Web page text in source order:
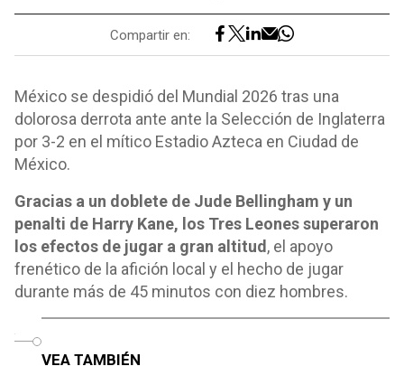
Compartir en:
México se despidió del Mundial 2026 tras una
dolorosa derrota ante ante la Selección de Inglaterra
por 3-2 en el mítico Estadio Azteca en Ciudad de
México.
Gracias a un doblete de Jude Bellingham y un
penalti de Harry Kane, los Tres Leones superaron
los efectos de jugar a gran altitud , el apoyo
frenético de la afición local y el hecho de jugar
durante más de 45 minutos con diez hombres.
VEA TAMBIÉN